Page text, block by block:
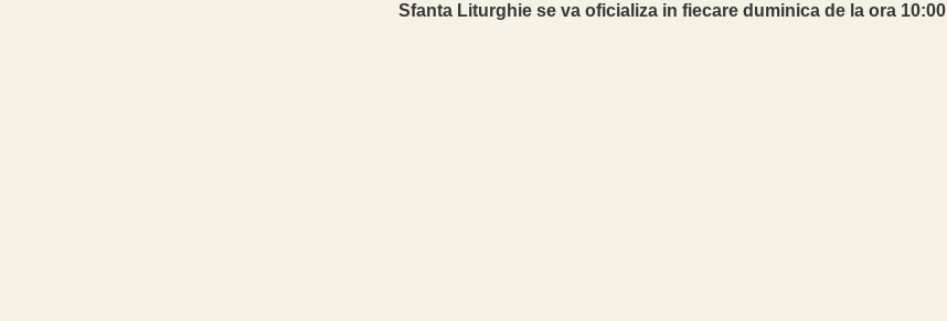
Sfanta Liturghie se va oficializa in fiecare duminica de la ora 10:00